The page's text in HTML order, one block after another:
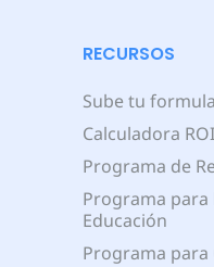
RECURSOS
Sube tu
Calculadora ROI
Programa de
Programa para
Educación
Programa para